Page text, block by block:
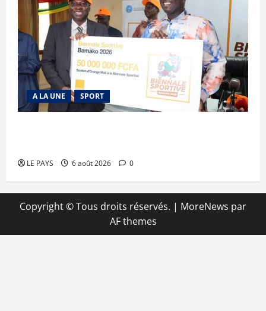
A LA UNE SPORT
LE PAYS 6 août 2026 0
Copyright © Tous droits réservés. | MoreNews par
AF themes